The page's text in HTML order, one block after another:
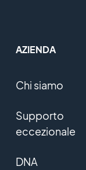
AZIENDA
Chi siamo
Supporto
eccezionale
DNA